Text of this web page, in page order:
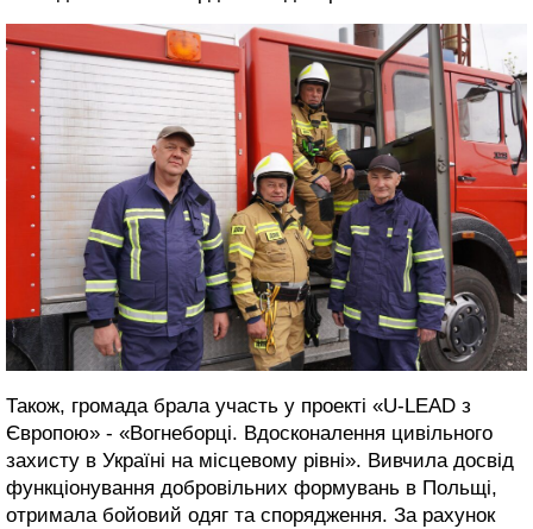
Також, громада брала участь у проекті «U-LEAD з
Європою» - «Вогнеборці. Вдосконалення цивільного
захисту в Україні на місцевому рівні». Вивчила досвід
функціонування добровільних формувань в Польщі,
отримала бойовий одяг та спорядження. За рахунок